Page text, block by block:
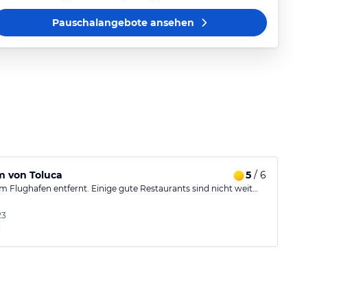
Pauschalangeboteansehen
von Toluca 5 / 6
Flughafen entfernt. Einige gute Restaurants sind nicht weit…